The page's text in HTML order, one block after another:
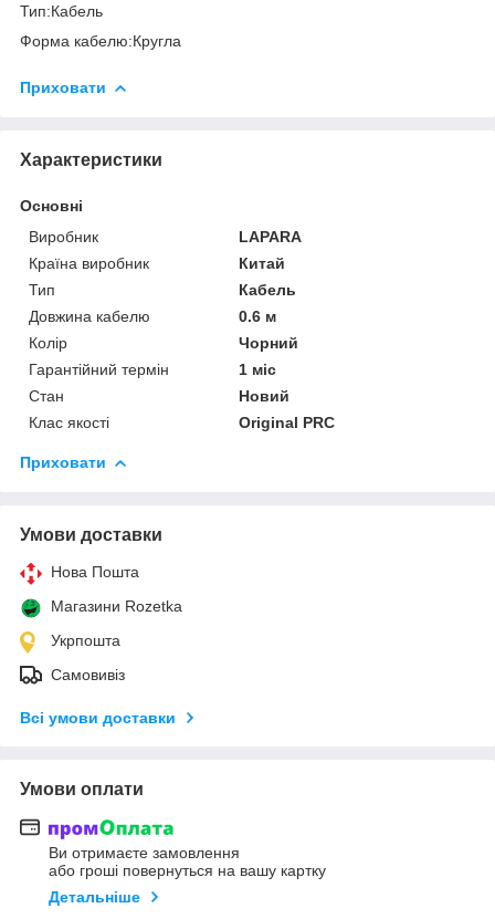
Тип:Кабель
Форма кабелю:Кругла
Приховати
Характеристики
Основні
Виробник
LAPARA
Країна виробник
Китай
Тип
Кабель
Довжина кабелю
0.6 м
Колір
Чорний
Гарантійний термін
1 міс
Стан
Новий
Клас якості
Original PRC
Приховати
Умови доставки
Нова Пошта
Магазини Rozetka
Укрпошта
Самовивіз
Всі умови доставки
Умови оплати
Ви отримаєте замовлення
або гроші повернуться на вашу картку
Детальніше